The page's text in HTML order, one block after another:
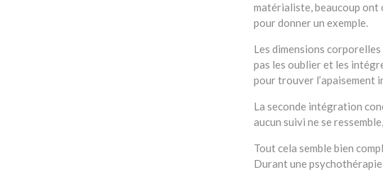
matérialiste, beaucoup ont
pour donner un exemple.
Les dimensions
pas les oublier et les
pour trouver l’apaisement
La seconde intégration
aucun suivi ne se
Tout cela semble bien
Durant une